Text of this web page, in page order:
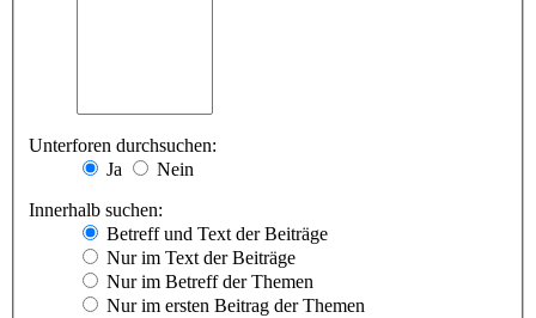
Unterforen durchsuchen:
Ja
Nein
Innerhalb suchen:
Betreff und Text der Beiträge
Nur im Text der Beiträge
Nur im Betreff der Themen
Nur im ersten Beitrag der Themen